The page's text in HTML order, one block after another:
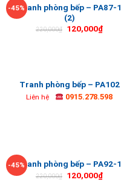
-45%Tranh phòng bếp – PA87-1
(2)
220,000₫ 120,000₫
Tranh phòng bếp – PA102
Liên hệ 0915.278.598
-45%Tranh phòng bếp – PA92-1
220,000₫ 120,000₫